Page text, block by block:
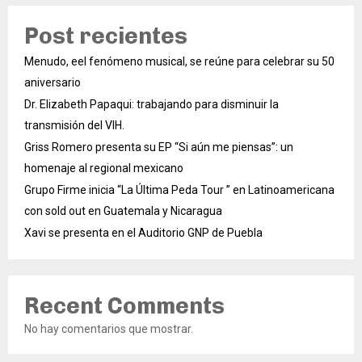
Post recientes
Menudo, eel fenómeno musical, se reúne para celebrar su 50
aniversario
Dr. Elizabeth Papaqui: trabajando para disminuir la
transmisión del VIH.
Griss Romero presenta su EP “Si aún me piensas”: un
homenaje al regional mexicano
Grupo Firme inicia “La Última Peda Tour ” en Latinoamericana
con sold out en Guatemala y Nicaragua
Xavi se presenta en el Auditorio GNP de Puebla
Recent Comments
No hay comentarios que mostrar.